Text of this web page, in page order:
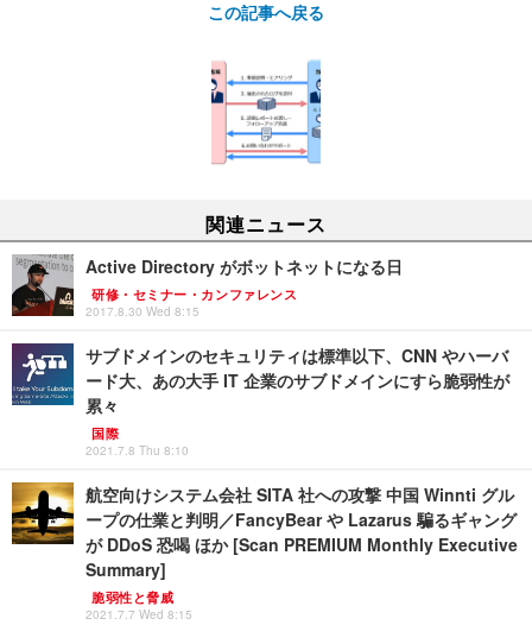
この記事へ戻る
関連ニュース
Active Directory がボットネットになる日
研修・セミナー・カンファレンス
2017.8.30 Wed 8:15
サブドメインのセキュリティは標準以下、CNN やハーバ
ード大、あの大手 IT 企業のサブドメインにすら脆弱性が
累々
国際
2021.7.8 Thu 8:10
航空向けシステム会社 SITA 社への攻撃 中国 Winnti グル
ープの仕業と判明／FancyBear や Lazarus 騙るギャング
が DDoS 恐喝 ほか [Scan PREMIUM Monthly Executive
Summary]
脆弱性と脅威
2021.7.7 Wed 8:15